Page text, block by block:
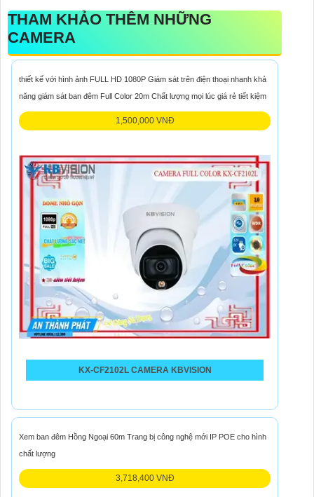
THAM KHẢO THÊM NHỮNG
CAMERA
KX-CF2102L CAMERA KBVISION
thiết kế với hình ảnh FULL HD 1080P Giám sát trên điện thoại nhanh khả
năng giám sát ban đêm Full Color 20m Chất lượng mọi lúc giá rẻ tiết kiệm
1,500,000 VNĐ
Xem ban đêm Hồng Ngoại 60m Trang bị công nghệ mới IP POE cho hình
chất lượng
3,718,400 VNĐ